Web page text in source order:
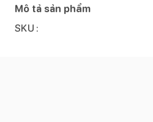
Mô tả sản phẩm
SKU :